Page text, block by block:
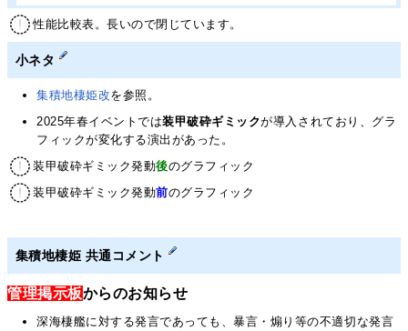
性能比較表。長いので閉じています。
小ネタ
集積地棲姫改を参照。
2025年春イベントでは装甲破砕ギミックが導入されており、グラ
フィックが変化する演出があった。
装甲破砕ギミック発動後のグラフィック
装甲破砕ギミック発動前のグラフィック
集積地棲姫 共通コメント
管理掲示板からのお知らせ
深海棲艦に対する発言であっても、暴言・煽り等の不適切な発言